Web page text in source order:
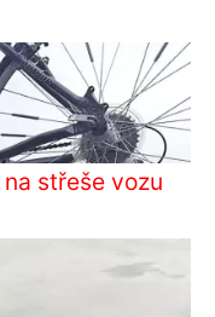
střeše vozu